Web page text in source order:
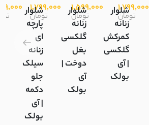
1,799,000
تومان
شلوار
زنانه
کمرکش
گلکسی
| آی
بولک
1,599,000
تومان
شلوار
زنانه
گلکسی
بغل
دوخت |
آی
بولک
1,799,000
تومان
شلوار
پارچه
ای
زنانه
سیلک
جلو
دکمه
| آی
بولک